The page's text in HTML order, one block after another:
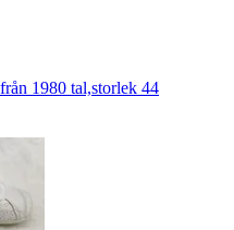
1980 tal,storlek 44